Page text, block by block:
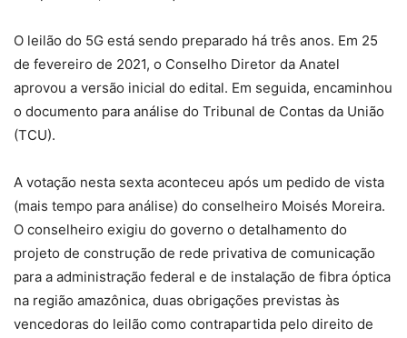
O leilão do 5G está sendo preparado há três anos. Em 25
de fevereiro de 2021, o Conselho Diretor da Anatel
aprovou a versão inicial do edital. Em seguida, encaminhou
o documento para análise do Tribunal de Contas da União
(TCU).
A votação nesta sexta aconteceu após um pedido de vista
(mais tempo para análise) do conselheiro Moisés Moreira.
O conselheiro exigiu do governo o detalhamento do
projeto de construção de rede privativa de comunicação
para a administração federal e de instalação de fibra óptica
na região amazônica, duas obrigações previstas às
vencedoras do leilão como contrapartida pelo direito de